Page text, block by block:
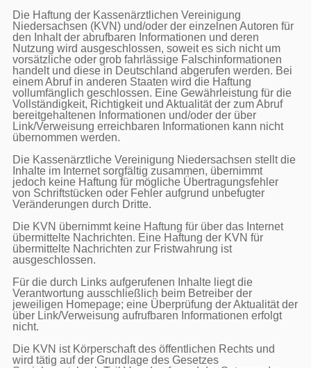
Die Haftung der Kassenärztlichen Vereinigung
Niedersachsen (KVN) und/oder der einzelnen Autoren für
den Inhalt der abrufbaren Informationen und deren
Nutzung wird ausgeschlossen, soweit es sich nicht um
vorsätzliche oder grob fahrlässige Falschinformationen
handelt und diese in Deutschland abgerufen werden. Bei
einem Abruf in anderen Staaten wird die Haftung
vollumfänglich geschlossen. Eine Gewährleistung für die
Vollständigkeit, Richtigkeit und Aktualität der zum Abruf
bereitgehaltenen Informationen und/oder der über
Link/Verweisung erreichbaren Informationen kann nicht
übernommen werden.
Die Kassenärztliche Vereinigung Niedersachsen stellt die
Inhalte im Internet sorgfältig zusammen, übernimmt
jedoch keine Haftung für mögliche Übertragungsfehler
von Schriftstücken oder Fehler aufgrund unbefugter
Veränderungen durch Dritte.
Die KVN übernimmt keine Haftung für über das Internet
übermittelte Nachrichten. Eine Haftung der KVN für
übermittelte Nachrichten zur Fristwahrung ist
ausgeschlossen.
Für die durch Links aufgerufenen Inhalte liegt die
Verantwortung ausschließlich beim Betreiber der
jeweiligen Homepage; eine Überprüfung der Aktualität der
über Link/Verweisung aufrufbaren Informationen erfolgt
nicht.
Die KVN ist Körperschaft des öffentlichen Rechts und
wird tätig auf der Grundlage des Gesetzes